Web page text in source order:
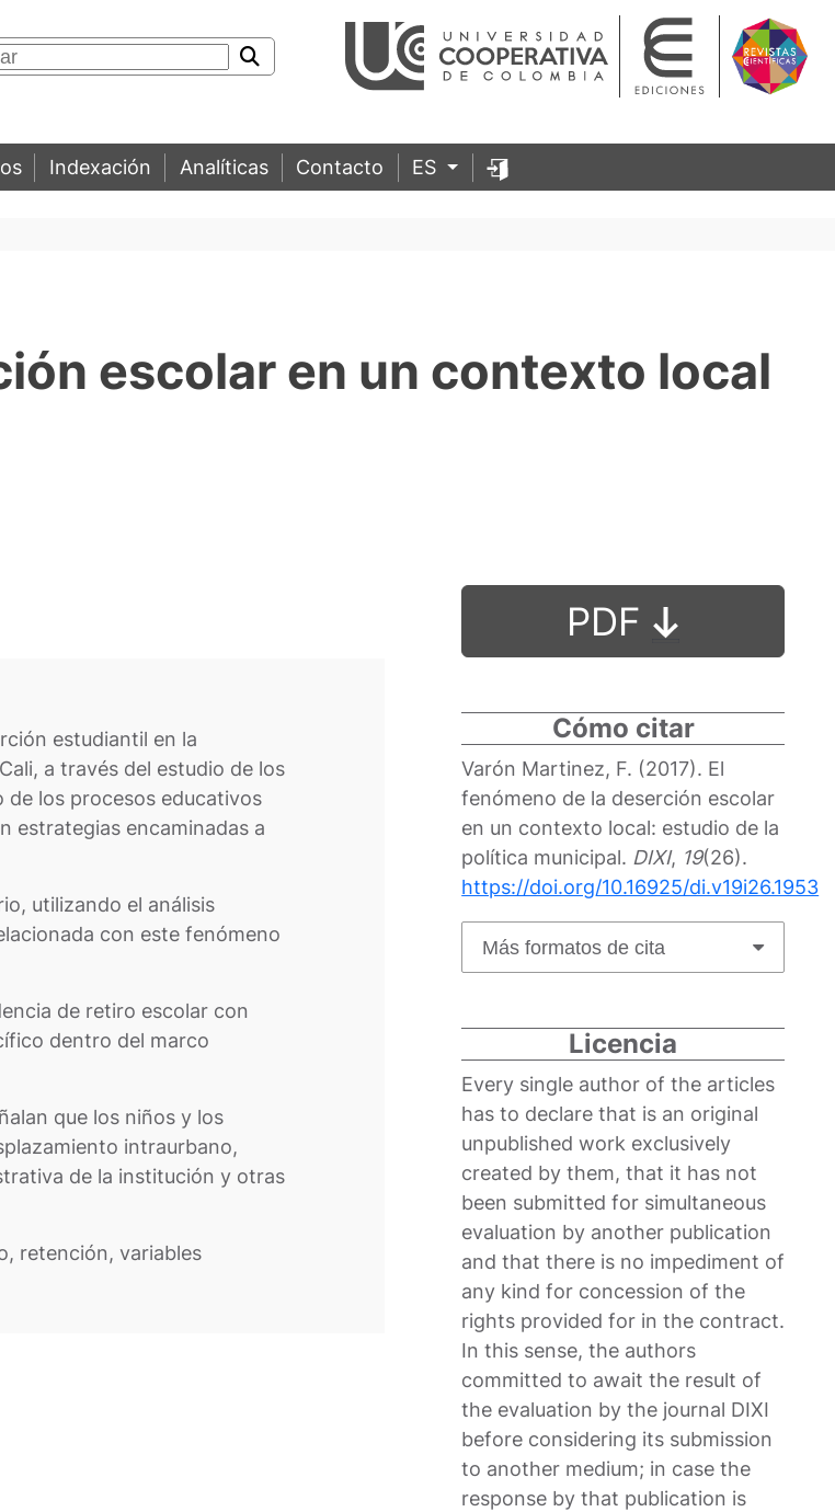
Indexación Analíticas Contacto ES
escolar en un contexto local
estudiantil en la
a través del estudio de los
los procesos educativos
estrategias encaminadas a
utilizando el análisis
con este fenómeno
de retiro escolar con
dentro del marco
que los niños y los
intraurbano,
de la institución y otras
retención, variables
PDF
Cómo citar
Varón Martinez, F. (2017). El
fenómeno de la deserción escolar
en un contexto local: estudio de la
política municipal. DIXI, 19(26).
https://doi.org/10.16925/di.v19i26.1953
Más formatos de cita
Licencia
Every single author of the articles
has to declare that is an original
unpublished work exclusively
created by them, that it has not
been submitted for simultaneous
evaluation by another publication
and that there is no impediment of
any kind for concession of the
rights provided for in the contract.
In this sense, the authors
committed to await the result of
the evaluation by the journal DIXI
before considering its submission
to another medium; in case the
response by that publication is